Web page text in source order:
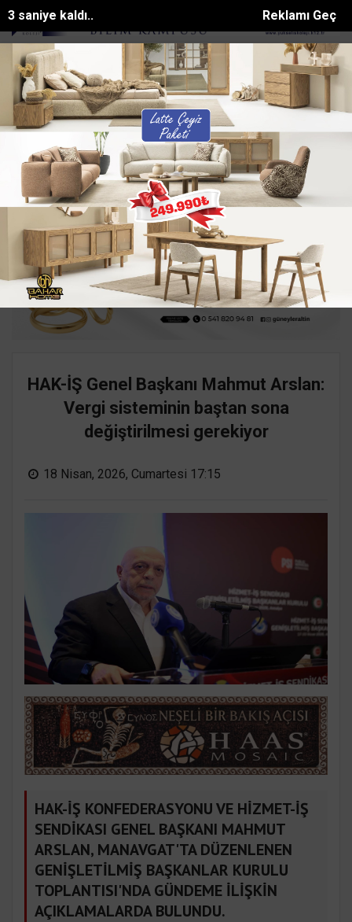
Reklamı Geç
1 saniye kaldı..
SON DAKİKA:
kaybeden işçinin cenazesi ad... Fekede Cömert Özen sahada
Ana Sayfa GÜNDEM
HAK-İŞ Genel Başkanı Mahmut Arslan:
Vergi sisteminin baştan sona
değiştirilmesi gerekiyor
18 Nisan, 2026, Cumartesi 17:15
HAK-İŞ KONFEDERASYONU VE HİZMET-İŞ
SENDİKASI GENEL BAŞKANI MAHMUT
ARSLAN, MANAVGAT'TA DÜZENLENEN
GENİŞLETİLMİŞ BAŞKANLAR KURULU
TOPLANTISI'NDA GÜNDEME İLİŞKİN
AÇIKLAMALARDA BULUNDU.